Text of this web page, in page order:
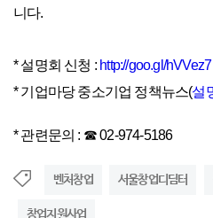
니다.
* 설명회 신청 : http://goo.gl/hVVez7
* 기업마당 중소기업 정책뉴스(설
* 관련문의 : ☎ 02-974-5186
벤처창업 서울창업디딤터
창업지원사업